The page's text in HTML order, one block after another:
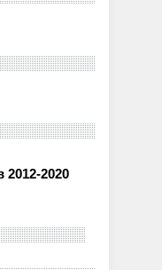
2012-2020